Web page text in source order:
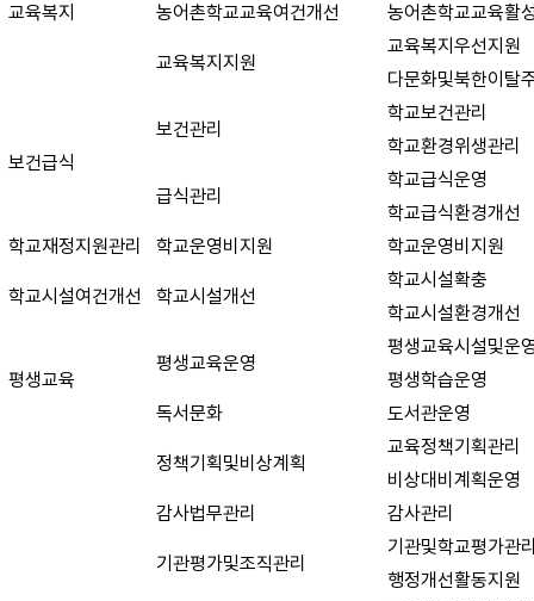
교육복지
농어촌학교교육여건개선
농어촌학교교육활
교육복지지원
교육복지우선지원
다문화및북한이탈
보건급식
보건관리
학교보건관리
학교환경위생관리
급식관리
학교급식운영
학교급식환경개선
학교재정지원관리
학교운영비지원 학교운영비지원
학교시설여건개선 학교시설개선
학교시설확충
학교시설환경개선
평생교육
평생교육운영
평생교육시설및운
평생학습운영
독서문화
도서관운영
정책기획및비상계획
교육정책기획관리
비상대비계획운영
감사법무관리
감사관리
기관평가및조직관리
기관및학교평가관
행정개선활동지원